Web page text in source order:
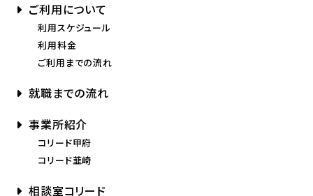
ご利用について
利用スケジュール
利用料金
ご利用までの流れ
就職までの流れ
事業所紹介
コリード甲府
コリード韮崎
相談室コリード